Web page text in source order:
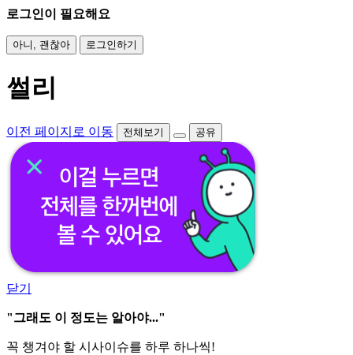
로그인이 필요해요
아니, 괜찮아 로그인하기
썰리
이전 페이지로 이동 전체보기 공유
닫기
"그래도 이 정도는 알아야..."
꼭 챙겨야 할 시사이슈를 하루 하나씩!